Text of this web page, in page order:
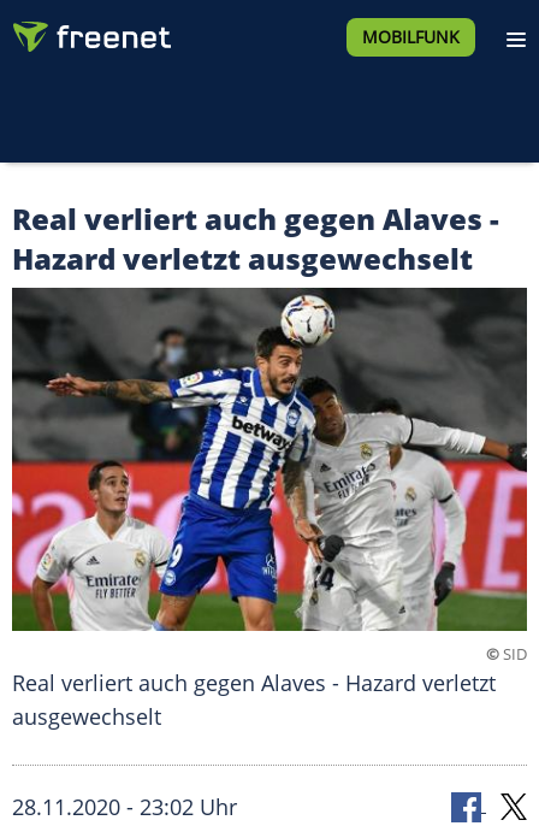
MOBILFUNK
Real verliert auch gegen Alaves -
Hazard verletzt ausgewechselt
©SID
Real verliert auch gegen Alaves - Hazard verletzt
ausgewechselt
28.11.2020 - 23:02 Uhr